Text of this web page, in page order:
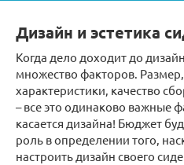
Дизайн и эстетика
Когда дело доходит до
множество факторов.
характеристики, качество
– все это одинаково важные
касается дизайна! Бюджет
роль в определении того,
настроить дизайн своего